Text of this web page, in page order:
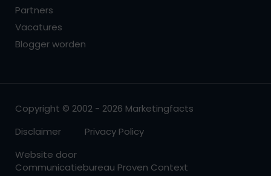
Partners
Vacatures
Blogger worden
Copyright © 2002 - 2026 Marketingfacts
Disclaimer
Privacy Policy
Website door
Communicatiebureau Proven Context